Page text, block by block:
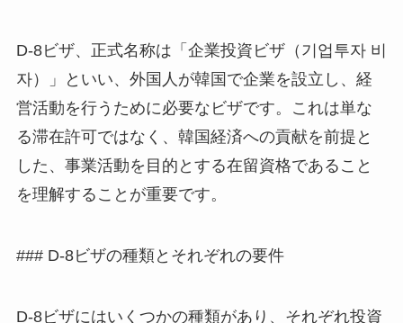
D-8ビザ、正式名称は「企業投資ビザ（기업투자 비
자）」といい、外国人が韓国で企業を設立し、経
営活動を行うために必要なビザです。これは単な
る滞在許可ではなく、韓国経済への貢献を前提と
した、事業活動を目的とする在留資格であること
を理解することが重要です。
### D-8ビザの種類とそれぞれの要件
D-8ビザにはいくつかの種類があり、それぞれ投資